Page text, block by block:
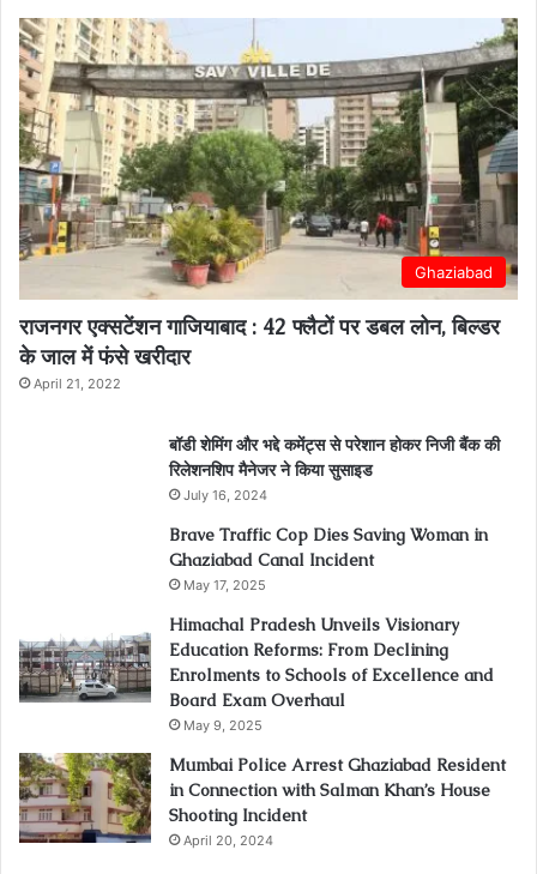
Ghaziabad
राजनगर एक्सटेंशन गाजियाबाद : 42 फ्लैटों पर डबल लोन, बिल्डर
के जाल में फंसे खरीदार
April 21, 2022
बॉडी शेमिंग और भद्दे कमेंट्स से परेशान होकर निजी बैंक की
रिलेशनशिप मैनेजर ने किया सुसाइड
July 16, 2024
Brave Traffic Cop Dies Saving Woman in
Ghaziabad Canal Incident
May 17, 2025
Himachal Pradesh Unveils Visionary
Education Reforms: From Declining
Enrolments to Schools of Excellence and
Board Exam Overhaul
May 9, 2025
Mumbai Police Arrest Ghaziabad Resident
in Connection with Salman Khan’s House
Shooting Incident
April 20, 2024